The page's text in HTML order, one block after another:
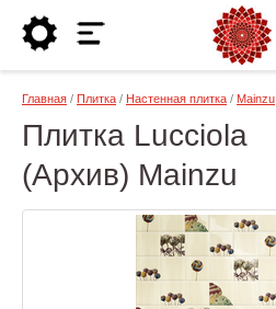
Главная / Плитка / Настенная плитка / Mainzu
Плитка Lucciola
(Архив) Mainzu